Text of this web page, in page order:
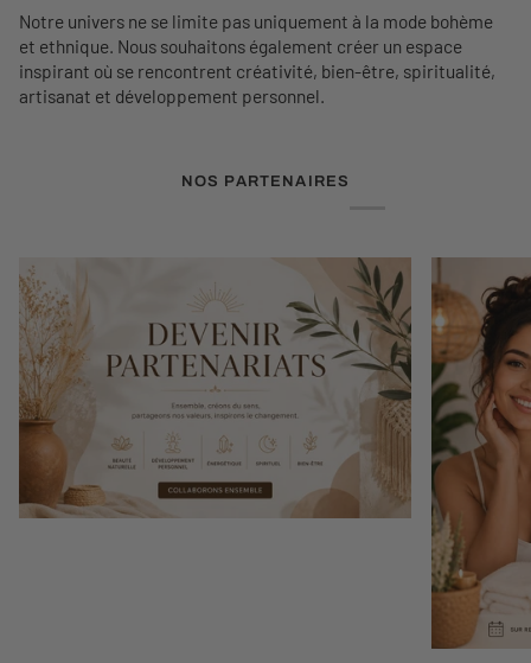
Notre univers ne se limite pas uniquement à la mode bohème
et ethnique. Nous souhaitons également créer un espace
inspirant où se rencontrent créativité, bien-être, spiritualité,
artisanat et développement personnel.
NOS PARTENAIRES